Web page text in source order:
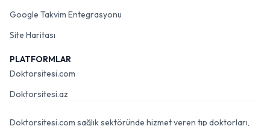
Google Takvim Entegrasyonu
Site Haritası
PLATFORMLAR
Doktorsitesi.com
Doktorsitesi.az
Doktorsitesi.com sağlık sektöründe hizmet veren tıp doktorları,